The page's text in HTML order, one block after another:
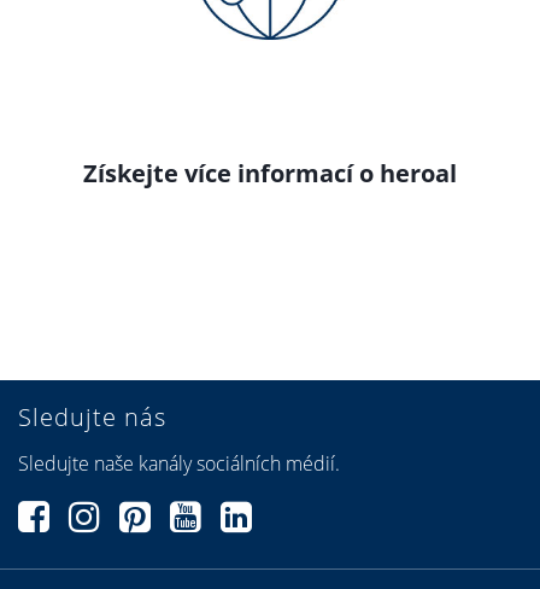
Získejte více informací o heroal
Sledujte nás
Sledujte naše kanály sociálních médií.